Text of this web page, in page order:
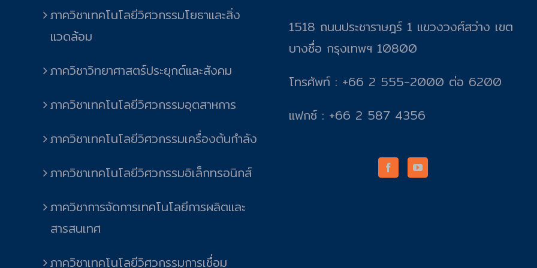
ภาควิชาเทคโนโลยีวิศวกรรมโยธาและสิ่ง
แวดล้อม
ภาควิชาวิทยาศาสตร์ประยุกต์และสังคม
ภาควิชาเทคโนโลยีวิศวกรรมอุตสาหการ
ภาควิชาเทคโนโลยีวิศวกรรมเครื่องต้นกำลัง
ภาควิชาเทคโนโลยีวิศวกรรมอิเล็กทรอนิกส์
ภาควิชาการจัดการเทคโนโลยีการผลิตและ
สารสนเทศ
ภาควิชาเทคโนโลยีวิศวกรรมการเชื่อม
1518 ถนนประชาราษฎร์ 1 แขวงวงศ์สว่าง เขต
บางซื่อ กรุงเทพฯ 10800
โทรศัพท์ : +66 2 555-2000 ต่อ 6200
แฟกซ์ : +66 2 587 4356